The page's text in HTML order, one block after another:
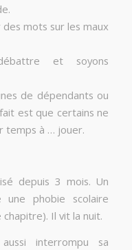
des mots sur les maux
et soyons
de dépendants ou
est que certains ne
temps à … jouer.
depuis 3 mois. Un
une phobie scolaire
Il vit la nuit.
interrompu sa